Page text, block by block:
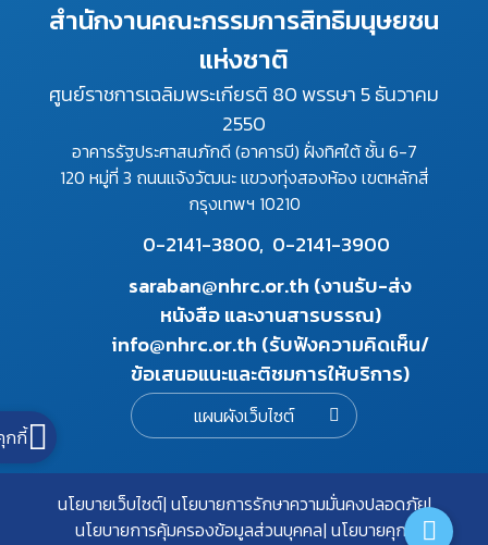
สำนักงานคณะกรรมการสิทธิมนุษยชน
แห่งชาติ
ศูนย์ราชการเฉลิมพระเกียรติ 80 พรรษา 5 ธันวาคม
2550
อาคารรัฐประศาสนภักดี (อาคารบี) ฝั่งทิศใต้ ชั้น 6-7
120 หมู่ที่ 3 ถนนแจ้งวัฒนะ แขวงทุ่งสองห้อง เขตหลักสี่
กรุงเทพฯ 10210
0-2141-3800, 0-2141-3900
saraban@nhrc.or.th (งานรับ-ส่ง
หนังสือ และงานสารบรรณ)
info@nhrc.or.th (รับฟังความคิดเห็น/
ข้อเสนอแนะและติชมการให้บริการ)
แผนผังเว็บไซต์
นโยบายเว็บไซต์ นโยบายการรักษาความมั่นคงปลอดภัย
นโยบายการคุ้มครองข้อมูลส่วนบุคคล นโยบายคุกกี้
กกี้